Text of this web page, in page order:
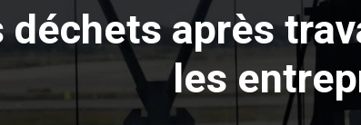
déchets après
les